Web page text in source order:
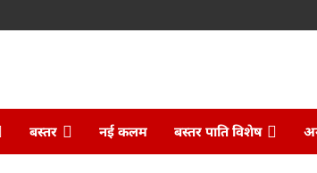
बस्तर नई कलम बस्तर पाति विशेष